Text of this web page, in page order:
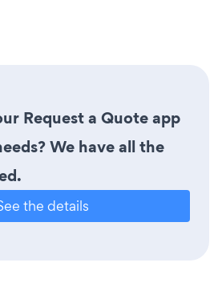
Request a Quote app
We have all the
the details